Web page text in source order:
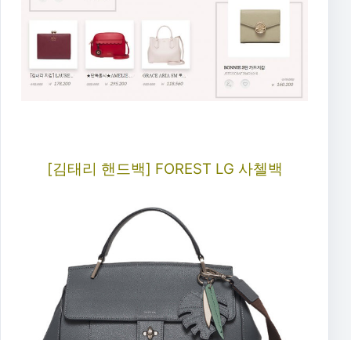
[김태리 핸드백] FOREST LG 사첼백